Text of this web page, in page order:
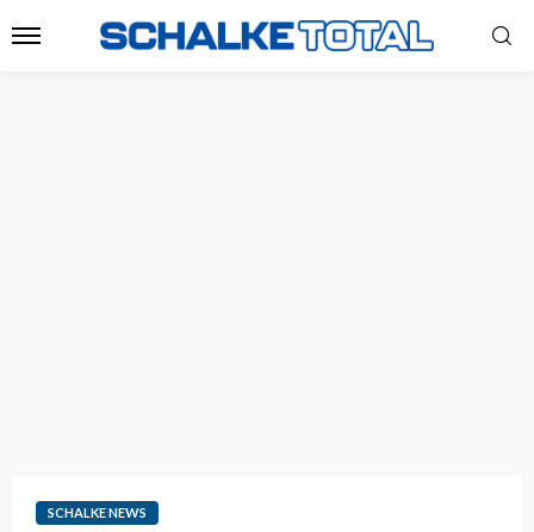
SCHALKE NEWS